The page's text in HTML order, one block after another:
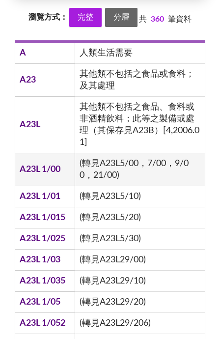
瀏覽方式： 完整 分層 共 360 筆資料
A 人類生活需要
A23
其他類不包括之食品或食料；
及其處理
A23L
其他類不包括之食品、食料或
非酒精飲料；此等之製備或處
理（其保存見A23B）[4,2006.0
1]
A23L 1/00
(轉見A23L5/00，7/00，9/0
0，21/00)
A23L 1/01 (轉見A23L5/10)
A23L 1/015 (轉見A23L5/20)
A23L 1/025 (轉見A23L5/30)
A23L 1/03 (轉見A23L29/00)
A23L 1/035 (轉見A23L29/10)
A23L 1/05 (轉見A23L29/20)
A23L 1/052 (轉見A23L29/206)